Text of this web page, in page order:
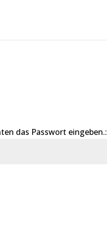
das Passwort eingeben.: